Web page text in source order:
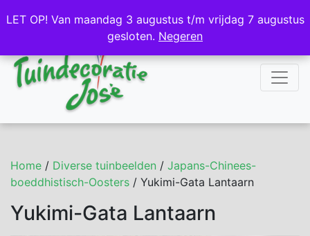
NL DE
Home / Diverse tuinbeelden / Japans-Chinees-
boeddhistisch-Oosters / Yukimi-Gata Lantaarn
Yukimi-Gata Lantaarn
LET OP! Van maandag 3 augustus t/m vrijdag 7 augustus
gesloten. Negeren
LET OP! Van maandag 3 augustus t/m vrijdag 7 augustus
gesloten. Negeren